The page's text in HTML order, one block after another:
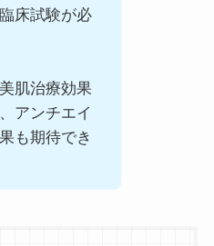
床試験が必
肌治療効果
アンチエイ
も期待でき